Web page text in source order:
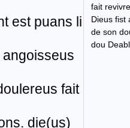
est puans li
fait
die(us)
fait
Dieus fist
de son
dou